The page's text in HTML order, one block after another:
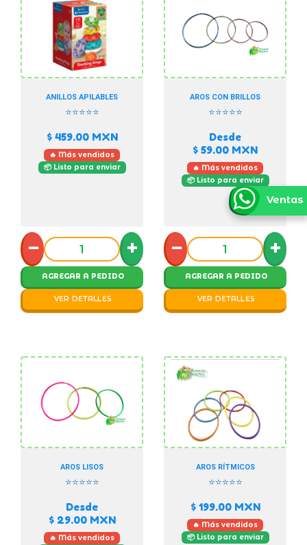
ANILLOS APILABLES
⭐⭐⭐⭐⭐
$ 459.00MXN
🔥 Más vendidos
📦 Listo para enviar
− +
AGREGAR A PEDIDO
VER DETALLES
AROS CON BRILLOS
⭐⭐⭐⭐⭐
Desde
$ 59.00 MXN
🔥 Más vendidos
📦 Listo para enviar
− +
AGREGAR A PEDIDO
VER DETALLES
AROS LISOS
⭐⭐⭐⭐⭐
Desde
$ 29.00MXN
🔥 Más vendidos
AROS RÍTMICOS
⭐⭐⭐⭐⭐
$ 199.00MXN
🔥 Más vendidos
📦 Listo para enviar
Ventas